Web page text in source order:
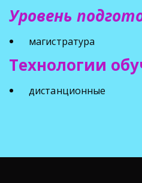
Уровень
магистратура
Технологии
дистанционные